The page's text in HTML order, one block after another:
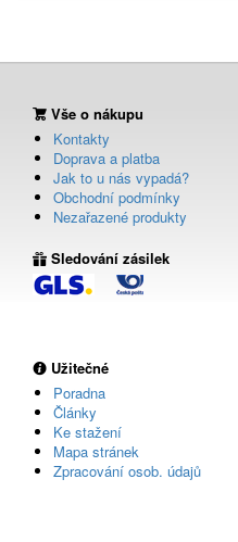
Vše o nákupu
Kontakty
Doprava a platba
Jak to u nás vypadá?
Obchodní podmínky
Nezařazené produkty
Sledování zásilek
Užitečné
Poradna
Články
Ke stažení
Mapa stránek
Zpracování osob. údajů